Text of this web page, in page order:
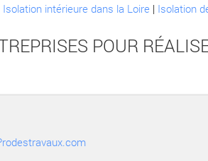
Isolation intérieure dans la Loire | Isolation
POUR